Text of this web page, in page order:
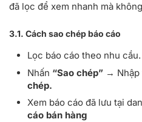
đã lọc để xem nhanh mà
3.1. Cách sao chép báo cáo
Lọc báo cáo theo nhu cầu.
Nhấn “Sao chép” → Nhập
chép.
Xem báo cáo đã lưu tại
cáo bán hàng